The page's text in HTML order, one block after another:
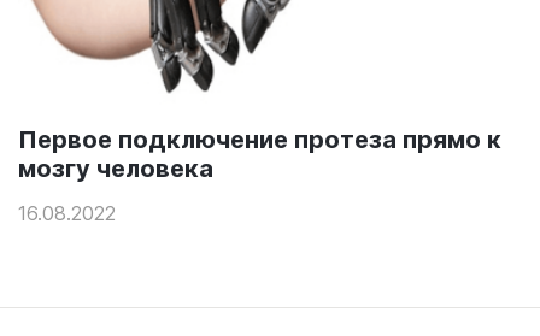
Первое подключение протеза прямо к
мозгу человека
16.08.2022